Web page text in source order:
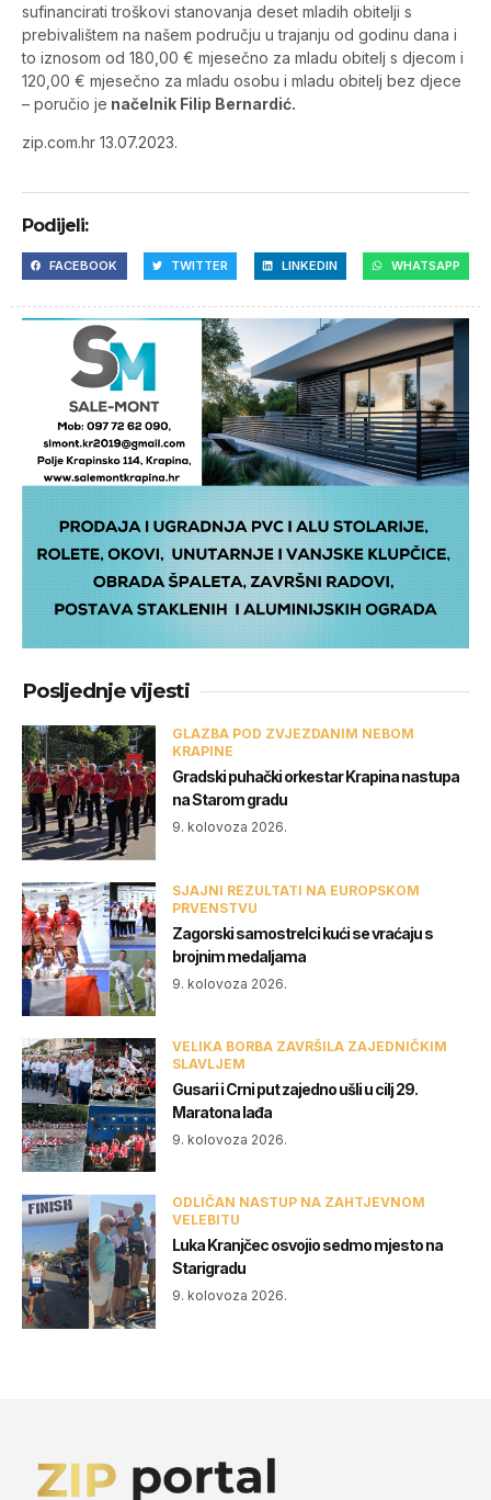
sufinancirati troškovi stanovanja deset mladih obitelji s
prebivalištem na našem području u trajanju od godinu dana i
to iznosom od 180,00 € mjesečno za mladu obitelj s djecom i
120,00 € mjesečno za mladu osobu i mladu obitelj bez djece
– poručio je načelnik Filip Bernardić.
zip.com.hr 13.07.2023.
Podijeli:
FACEBOOK TWITTER LINKEDIN WHATSAPP
Posljednje vijesti
GLAZBA POD ZVJEZDANIM NEBOM
KRAPINE
Gradski puhački orkestar Krapina nastupa
na Starom gradu
9. kolovoza 2026.
SJAJNI REZULTATI NA EUROPSKOM
PRVENSTVU
Zagorski samostrelci kući se vraćaju s
brojnim medaljama
9. kolovoza 2026.
VELIKA BORBA ZAVRŠILA ZAJEDNIČKIM
SLAVLJEM
Gusari i Crni put zajedno ušli u cilj 29.
Maratona lađa
9. kolovoza 2026.
ODLIČAN NASTUP NA ZAHTJEVNOM
VELEBITU
Luka Kranjčec osvojio sedmo mjesto na
Starigradu
9. kolovoza 2026.